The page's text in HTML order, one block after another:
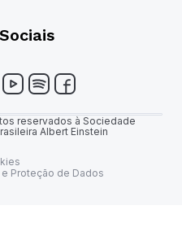
reservados à Sociedade
Albert Einstein
Proteção de Dados